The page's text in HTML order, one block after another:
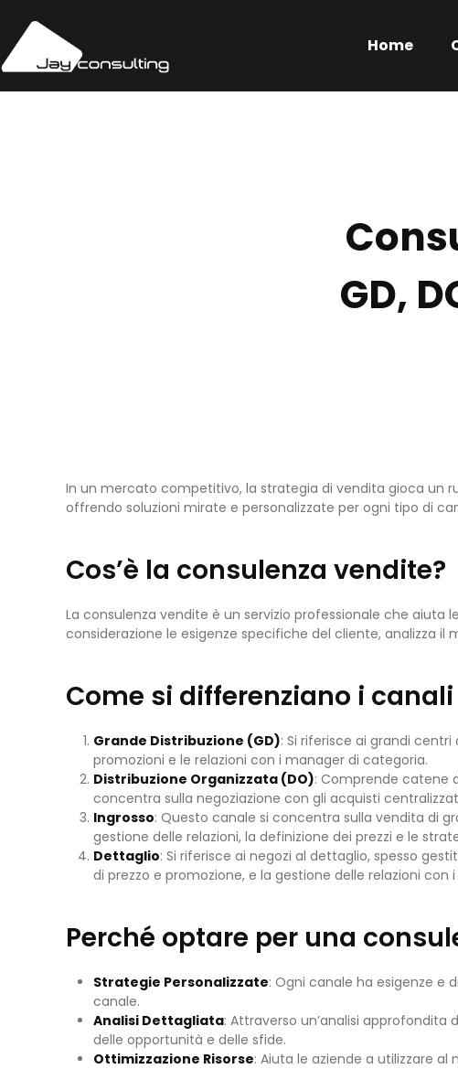
Home
GD,
In un mercato competitivo, la strategia di vendita gioca un
offrendo soluzioni mirate e personalizzate per ogni tipo di
Cos’è la consulenza vendite?
La consulenza vendite è un servizio professionale che
considerazione le esigenze specifiche del cliente, analizza
Come si differenziano i
Grande Distribuzione (GD): Si riferisce ai grandi
promozioni e le relazioni con i manager di categoria.
Distribuzione Organizzata (DO): Comprende catene
concentra sulla negoziazione con gli acquisti
Ingrosso: Questo canale si concentra sulla vendita di
gestione delle relazioni, la definizione dei prezzi e le
Dettaglio: Si riferisce ai negozi al dettaglio, spesso
di prezzo e promozione, e la gestione delle relazioni con
Perché optare per una
Strategie Personalizzate: Ogni canale ha esigenze e
canale.
Analisi Dettagliata: Attraverso un’analisi
delle opportunità e delle sfide.
Ottimizzazione Risorse: Aiuta le aziende a utilizzare al